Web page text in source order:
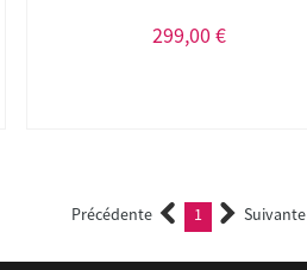
299,00 €
Précédente 1 (current)Suivante